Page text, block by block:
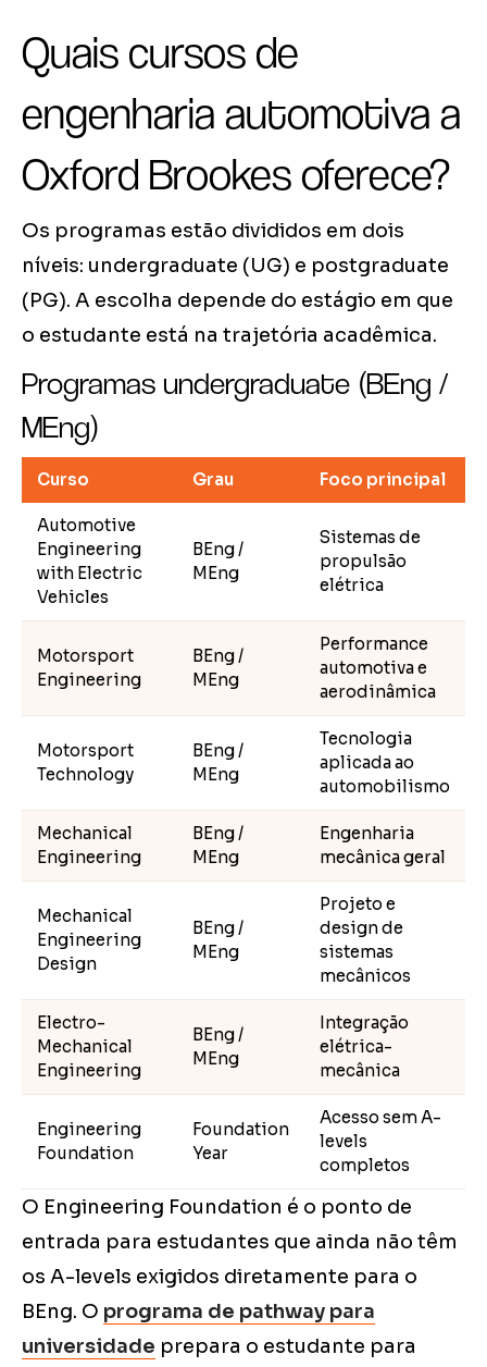
Quais cursos de
engenharia automotiva a
Oxford Brookes oferece?
Os programas estão divididos em dois
níveis: undergraduate (UG) e postgraduate
(PG). A escolha depende do estágio em que
o estudante está na trajetória acadêmica.
Programas undergraduate (BEng /
MEng)
Curso Grau Foco principal
Automotive
Engineering
with Electric
Vehicles
BEng /
MEng
Sistemas de
propulsão
elétrica
Motorsport
Engineering
BEng /
MEng
Performance
automotiva e
aerodinâmica
Motorsport
Technology
BEng /
MEng
Tecnologia
aplicada ao
automobilismo
Mechanical
Engineering
BEng /
MEng
Engenharia
mecânica geral
Mechanical
Engineering
Design
BEng /
MEng
Projeto e
design de
sistemas
mecânicos
Electro-
Mechanical
Engineering
BEng /
MEng
Integração
elétrica-
mecânica
Engineering
Foundation
Foundation
Year
Acesso sem A-
levels
completos
O Engineering Foundation é o ponto de
entrada para estudantes que ainda não têm
os A-levels exigidos diretamente para o
BEng. O programa de pathway para
universidade prepara o estudante para